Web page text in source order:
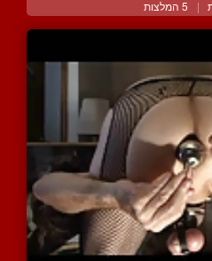
| 5 המלצות